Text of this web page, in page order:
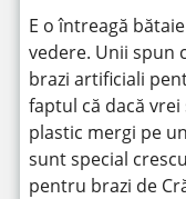
E o întreagă
vedere. Unii spun
brazi artificiali
faptul că dacă
plastic mergi pe
sunt special
pentru brazi de